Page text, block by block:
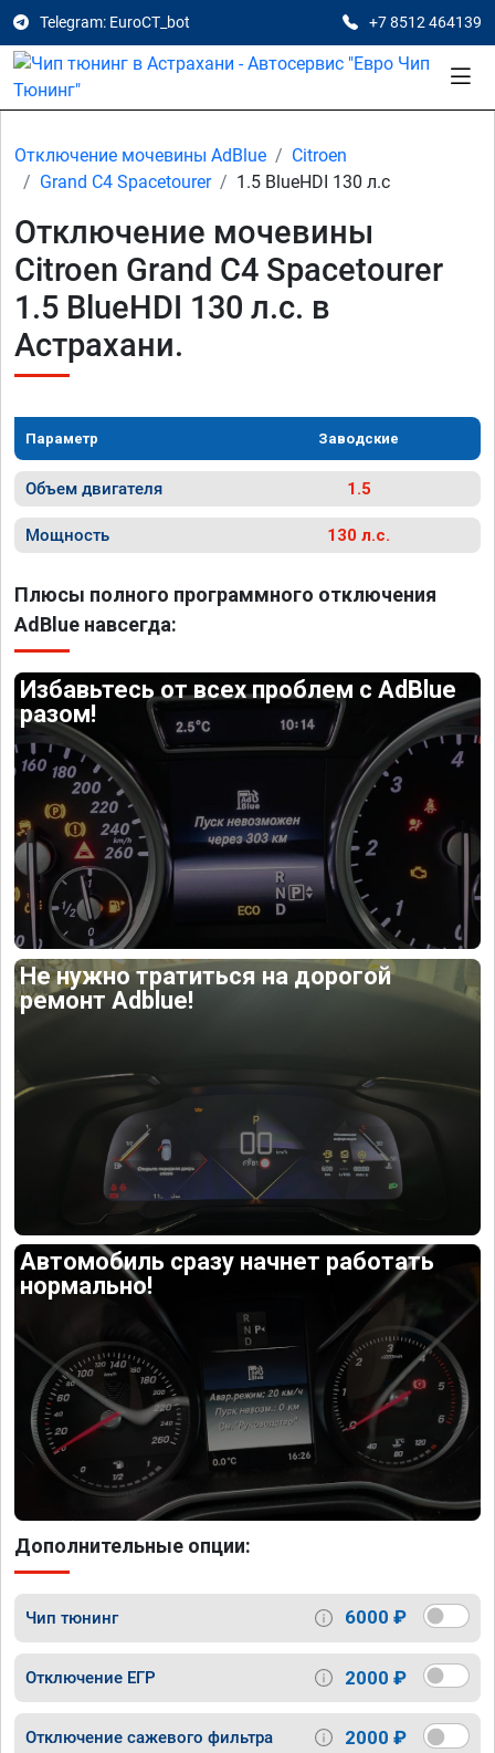
Telegram: EuroCT_bot +7 8512 464139
Отключение мочевины AdBlue
Citroen
Grand C4 Spacetourer
1.5 BlueHDI 130 л.с
Отключение мочевины
Citroen Grand C4 Spacetourer
1.5 BlueHDI 130 л.с. в
Астрахани.
Параметр Заводские
Объем двигателя 1.5
Мощность 130 л.с.
Плюсы полного программного отключения
AdBlue навсегда:
Избавьтесь от всех проблем с AdBlue
разом!
Не нужно тратиться на дорогой
ремонт Adblue!
Автомобиль сразу начнет работать
нормально!
Дополнительные опции:
Чип тюнинг 6000 ₽
Отключение ЕГР 2000 ₽
Отключение сажевого фильтра 2000 ₽